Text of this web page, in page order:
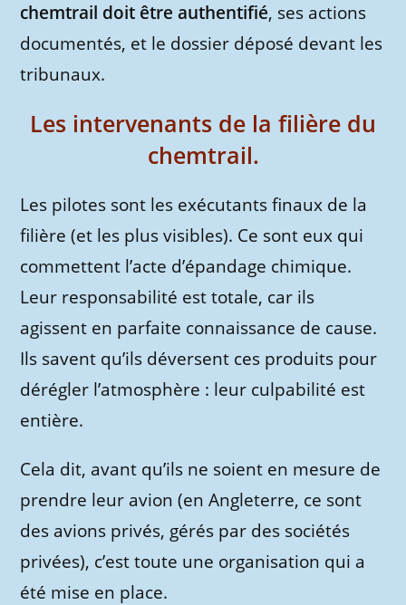
chemtrail doit être authentifié, ses actions
documentés, et le dossier déposé devant les
tribunaux.
Les intervenants de la filière du
chemtrail.
Les pilotes sont les exécutants finaux de la
filière (et les plus visibles). Ce sont eux qui
commettent l’acte d’épandage chimique.
Leur responsabilité est totale, car ils
agissent en parfaite connaissance de cause.
Ils savent qu’ils déversent ces produits pour
dérégler l’atmosphère : leur culpabilité est
entière.
Cela dit, avant qu’ils ne soient en mesure de
prendre leur avion (en Angleterre, ce sont
des avions privés, gérés par des sociétés
privées), c’est toute une organisation qui a
été mise en place.